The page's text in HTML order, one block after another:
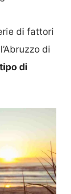
di fattori
di
di